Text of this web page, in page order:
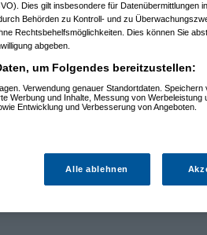
Dies gilt insbesondere für Datenübermittlungen
Behörden zu Kontroll- und zu
Rechtsbehelfsmöglichkeiten. Dies können Sie
abgeben.
um Folgendes bereitzustellen:
Verwendung genauer Standortdaten. Speichern
Werbung und Inhalte, Messung von Werbeleistung
Entwicklung und Verbesserung von Angeboten.
Alle ablehnen